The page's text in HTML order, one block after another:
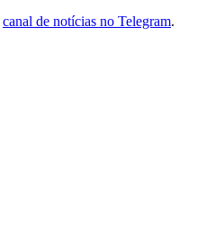
canal de notícias no Telegram.